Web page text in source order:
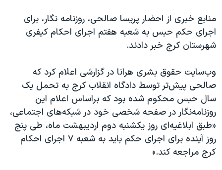
آرشیو پخش زنده
مجموعه مستندهای دادخواهی
تریبونال مردمی آبان ۹۸
دادگاه حمید نوری
چهل سال گروگان‌گیری
قانون شفافیت دارائی کادر رهبری ایران
اعتراضات مردمی آبان ۹۸
اسرائیل در جنگ
نرگس محمدی برنده جایزه نوبل صلح
همایش محافظه‌کاران آمریکا «سی‌پک»
منابع خبری از احضار پریسا صالحی، روزنامه نگار، برای
اجرای حکم حبس به شعبه هفتم اجرای احکام کیفری
شهرستان کرج خبر دادند.
وب‌سایت حقوق بشری هرانا در گزارشی اعلام کرد که
صالحی پیش‌تر توسط دادگاه انقلاب کرج به تحمل یک
سال حبس محکوم شده بود که براساس اعلام این
روزنامه‌نگار در صفحه شخصی خود در شبکه‌های اجتماعی،
«طبق ابلاغیه‌ای روز یکشنبه دوم اردیبهشت ماه، طی پنج
روز آینده برای اجرای حکم باید به شعبه ۷ اجرای احکام
کرج مراجعه کند.»